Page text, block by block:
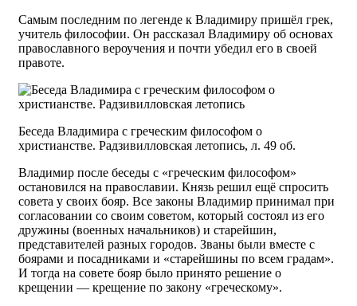
Самым последним по легенде к Владимиру пришёл грек,
учитель философии. Он рассказал Владимиру об основах
православного вероучения и почти убедил его в своей
правоте.
Беседа Владимира с греческим философом о
христианстве. Радзивилловская летопись, л. 49 об.
Владимир после беседы с «греческим философом»
остановился на православии. Князь решил ещё спросить
совета у своих бояр. Все законы Владимир принимал при
согласовании со своим советом, который состоял из его
дружины (военных начальников) и старейшин,
представителей разных городов. Званы были вместе с
боярами и посадниками и «старейшины по всем градам».
И тогда на совете бояр было принято решение о
крещении — крещение по закону «греческому».